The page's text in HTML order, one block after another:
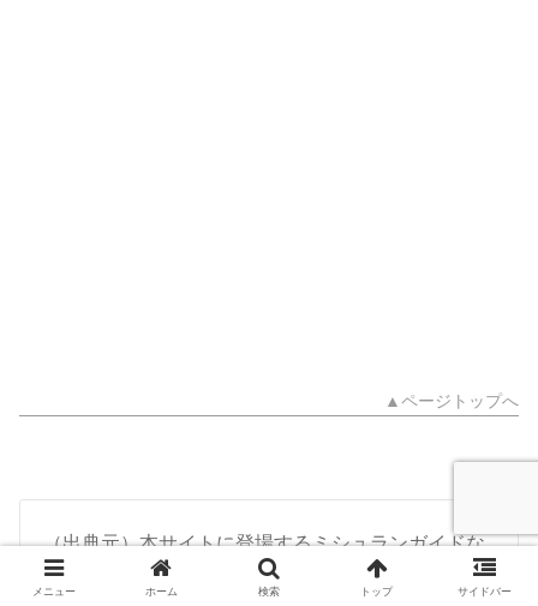
▲ページトップへ
（出典元）本サイトに登場するミシュランガイドな
どの各名称とそのデータに関する出典元URLは次の
メニュー ホーム 検索 トップ サイドバー